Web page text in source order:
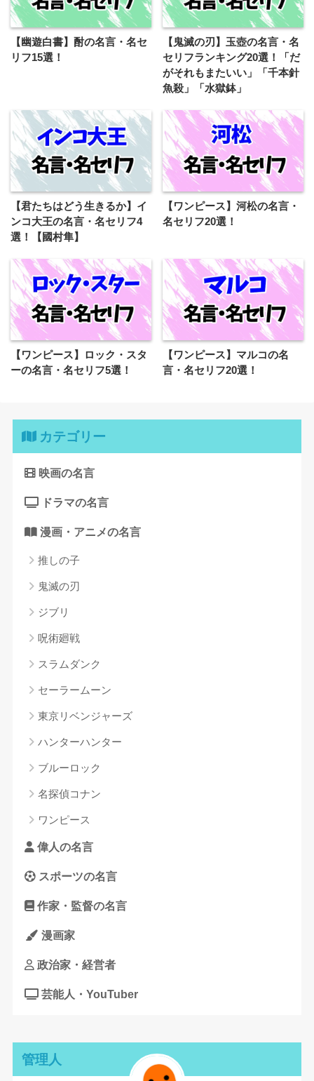
【幽遊白書】酎の名言・名セ
リフ15選！
【鬼滅の刃】玉壺の名言・名
セリフランキング20選！「だ
がそれもまたいい」「千本針
魚殺」「水獄鉢」
【君たちはどう生きるか】イ
ンコ大王の名言・名セリフ4
選！【國村隼】
【ワンピース】河松の名言・
名セリフ20選！
【ワンピース】ロック・スタ
ーの名言・名セリフ5選！
【ワンピース】マルコの名
言・名セリフ20選！
カテゴリー
映画の名言
ドラマの名言
漫画・アニメの名言
推しの子
鬼滅の刃
ジブリ
呪術廻戦
スラムダンク
セーラームーン
東京リベンジャーズ
ハンターハンター
ブルーロック
名探偵コナン
ワンピース
偉人の名言
スポーツの名言
作家・監督の名言
漫画家
政治家・経営者
芸能人・YouTuber
管理人